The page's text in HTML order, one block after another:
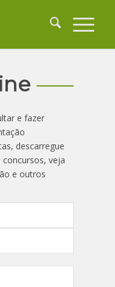
e fazer
descarregue
veja
e outros